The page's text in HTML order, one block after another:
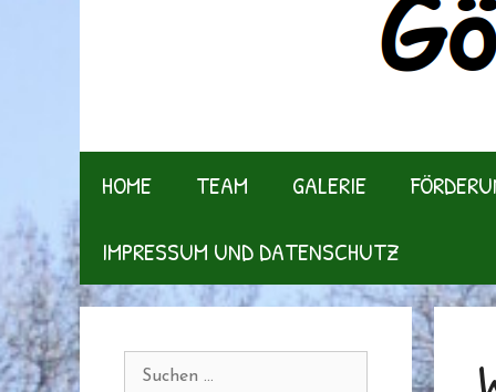
HOME TEAM GALERIE
IMPRESSUM UND DATENSCHUTZ
Suchen